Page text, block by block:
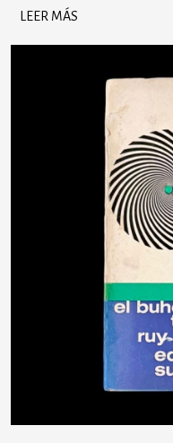
LEER MÁS